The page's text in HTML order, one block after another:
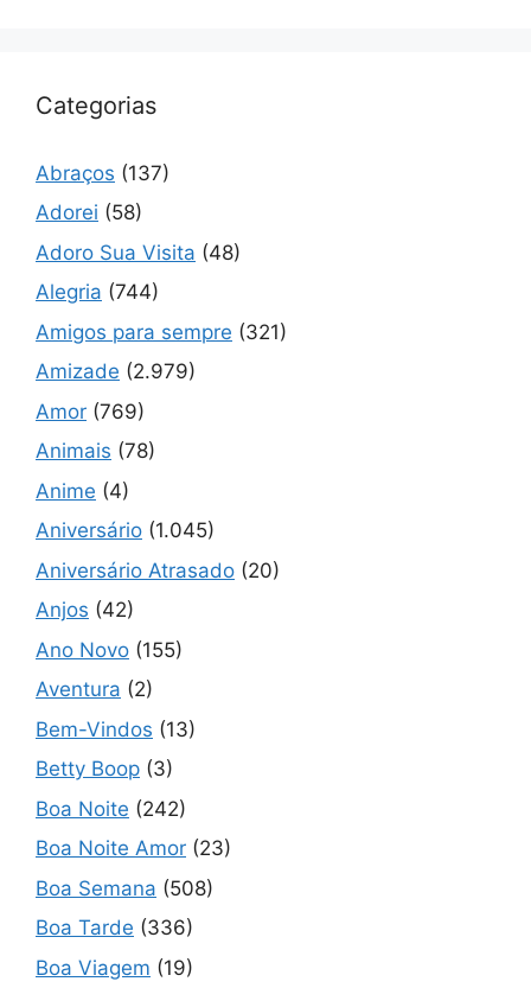
Categorias
Abraços (137)
Adorei (58)
Adoro Sua Visita (48)
Alegria (744)
Amigos para sempre (321)
Amizade (2.979)
Amor (769)
Animais (78)
Anime (4)
Aniversário (1.045)
Aniversário Atrasado (20)
Anjos (42)
Ano Novo (155)
Aventura (2)
Bem-Vindos (13)
Betty Boop (3)
Boa Noite (242)
Boa Noite Amor (23)
Boa Semana (508)
Boa Tarde (336)
Boa Viagem (19)